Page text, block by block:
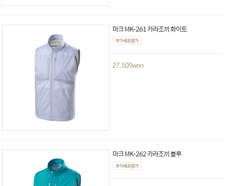
마크 MK-261 카라조끼 화이트
27,500won
마크 MK-262 카라조끼 블루